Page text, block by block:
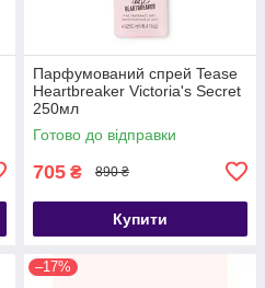
Парфумований спрей Tease
Heartbreaker Victoria's Secret
250мл
Готово до відправки
705 ₴ 890 ₴
Купити
–17%